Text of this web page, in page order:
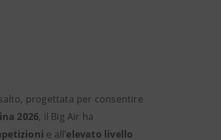
progettata per consentire
2026, il Big Air ha
e all’elevato livello